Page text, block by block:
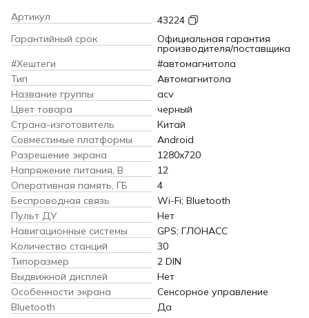
Артикул
43224
Гарантийный срок
Официальная гарантия
производителя/поставщика
#Хештеги
#автомагнитола
Тип
Автомагнитола
Название группы
acv
Цвет товара
черный
Страна-изготовитель
Китай
Совместимые платформы
Android
Разрешение экрана
1280x720
Напряжение питания, В
12
Оперативная память, ГБ
4
Беспроводная связь
Wi-Fi; Bluetooth
Пульт ДУ
Нет
Навигационные системы
GPS; ГЛОНАСС
Количество станций
30
Типоразмер
2 DIN
Выдвижной дисплей
Нет
Особенности экрана
Сенсорное управление
Bluetooth
Да